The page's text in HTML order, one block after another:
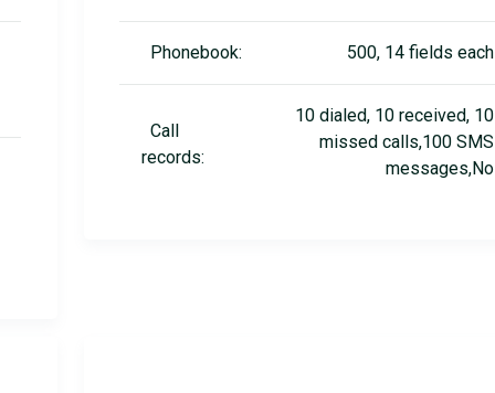
Phonebook: 500, 14 fields each
Call
records:
10 dialed, 10 received, 10
missed calls,100 SMS
messages,No